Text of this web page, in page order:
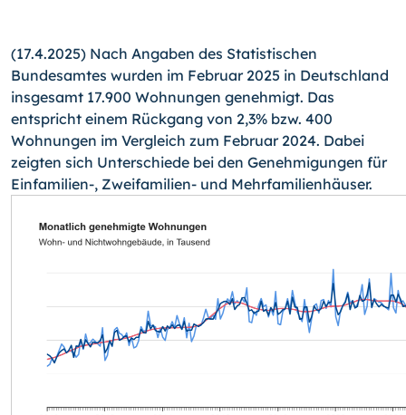
(17.4.2025) Nach Angaben des Statistischen
Bundesamtes wurden im Februar 2025 in Deutschland
insgesamt 17.900 Wohnungen genehmigt. Das
entspricht einem Rückgang von 2,3% bzw. 400
Wohnungen im Vergleich zum Februar 2024. Dabei
zeigten sich Unterschiede bei den Genehmigungen für
Einfamilien-, Zweifamilien- und Mehrfamilienhäuser.